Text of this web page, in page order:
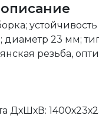
23 мм;
резьба,
ДхШхВ: